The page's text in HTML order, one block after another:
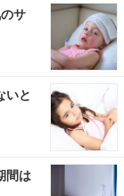
サ
いと
間は